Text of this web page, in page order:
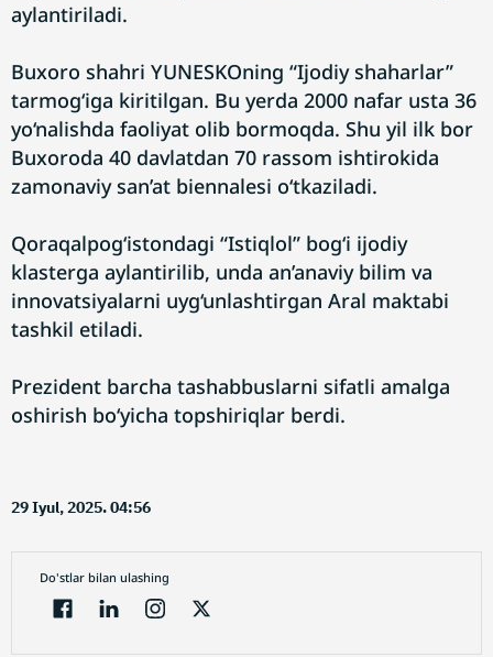
aylantiriladi.
Buxoro shahri YUNESKOning “Ijodiy shaharlar”
tarmog‘iga kiritilgan. Bu yerda 2000 nafar usta 36
yo‘nalishda faoliyat olib bormoqda. Shu yil ilk bor
Buxoroda 40 davlatdan 70 rassom ishtirokida
zamonaviy san’at biennalesi o‘tkaziladi.
Qoraqalpog‘istondagi “Istiqlol” bog‘i ijodiy
klasterga aylantirilib, unda an’anaviy bilim va
innovatsiyalarni uyg‘unlashtirgan Aral maktabi
tashkil etiladi.
Prezident barcha tashabbuslarni sifatli amalga
oshirish bo‘yicha topshiriqlar berdi.
29 Iyul, 2025. 04:56
Do'stlar bilan ulashing